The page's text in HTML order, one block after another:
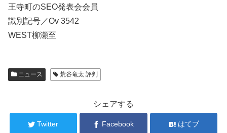
王寺町のSEO発表会会員
識別記号／Ov 3542
WEST柳瀬至
ニュース 荒谷竜太 評判
シェアする
Twitter Facebook はてブ